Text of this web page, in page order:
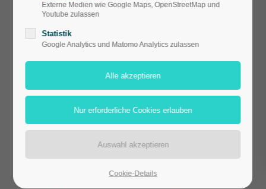
So wirken sich
Ernährungsgewohn
heiten auf die
psychische
Verfassung aus
Schokolade macht glücklich. Aber leider
Externe Medien wie Google Maps, OpenStreetMap und
Youtube zulassen
Statistik
Google Analytics und Matomo Analytics zulassen
Cookie-Details